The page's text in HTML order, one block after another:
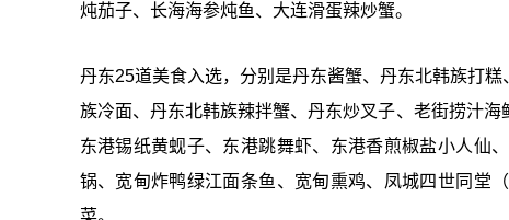
炖茄子、长海海参炖鱼、大连滑蛋辣炒蟹。
丹东25道美食入选，分别是丹东酱蟹、丹东北韩族打
族冷面、丹东北韩族辣拌蟹、丹东炒叉子、老街捞汁
东港锡纸黄蚬子、东港跳舞虾、东港香煎椒盐小人仙
锅、宽甸炸鸭绿江面条鱼、宽甸熏鸡、凤城四世同堂
菜。